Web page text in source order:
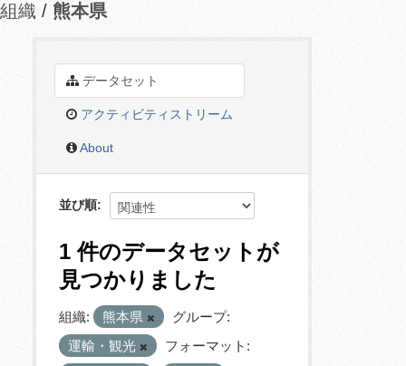
組織 熊本県
データセット
アクティビティストリーム
About
並び順
1 件のデータセットが
見つかりました
組織: 熊本県
グループ:
運輸・観光
フォーマット: